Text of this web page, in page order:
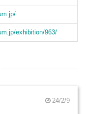
exhibition/963/
24/2/9